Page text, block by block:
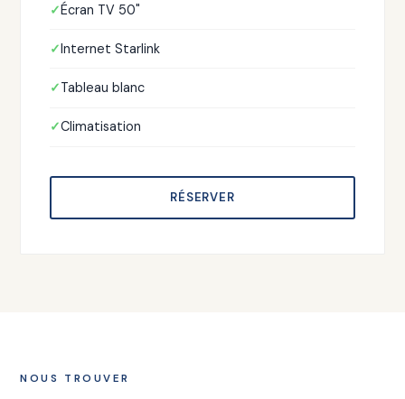
Écran TV 50"
Internet Starlink
Tableau blanc
Climatisation
RÉSERVER
NOUS TROUVER